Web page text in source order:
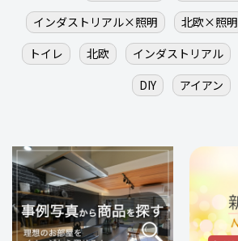
インダストリアル×照明
北欧×照明
トイレ
北欧 インダストリアル
DIY
アイアン